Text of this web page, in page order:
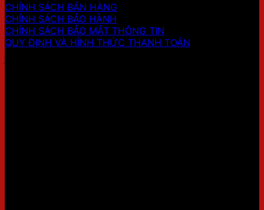
CHÍNH SÁCH BÁN HÀNG
CHÍNH SÁCH BẢO HÀNH
CHÍNH SÁCH BẢO MẬT THÔNG TIN
QUY ĐỊNH VÀ HÌNH THỨC THANH TOÁN